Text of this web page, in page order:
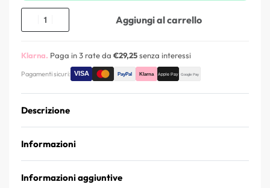
Aggiungi al carrello
Klarna. Paga in 3 rate da €29,25senza interessi
Pagamenti sicuri:
Descrizione
Informazioni
Informazioni aggiuntive